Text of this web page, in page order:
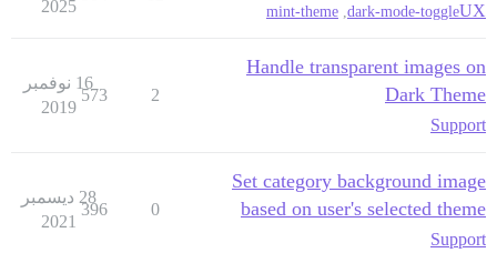
UX
dark-mode-toggle
mint-theme
2025
Handle transparent images on
Dark Theme
Support
2
573
16 نوفمبر
2019
Set category background image
based on user's selected theme
Support
0
396
28 ديسمبر
2021